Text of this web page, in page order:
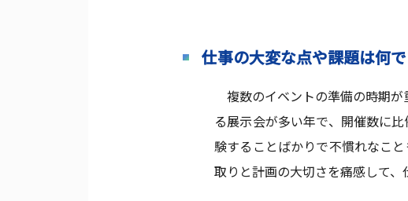
仕事の大変な点や課題は何で
複数のイベントの準備の時期が
る展示会が多い年で、開催数に
験することばかりで不慣れなこ
取りと計画の大切さを痛感して、